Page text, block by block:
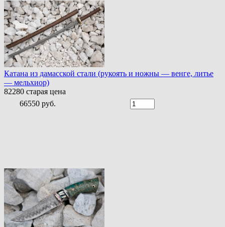
Катана из дамасской стали (рукоять и ножны — венге, литье
— мельхиор)
82280 старая цена
66550 руб.